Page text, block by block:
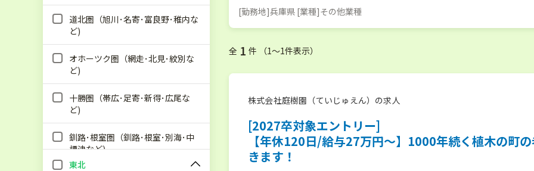
道北圏（旭川･名寄･富良野･稚内な
ど)
オホーツク圏（網走･北見･紋別な
ど)
十勝圏（帯広･足寄･新得･広尾な
ど)
釧路･根室圏（釧路･根室･別海･中
標津など)
東北
[勤務地]兵庫県 [業種]その他業種
全 1 件 （1〜1件表示）
株式会社庭樹園（ていじゅえん）の求人
[2027卒対象エントリー]
【年休120日/給与27万円～】1000年続く植木の町
きます！